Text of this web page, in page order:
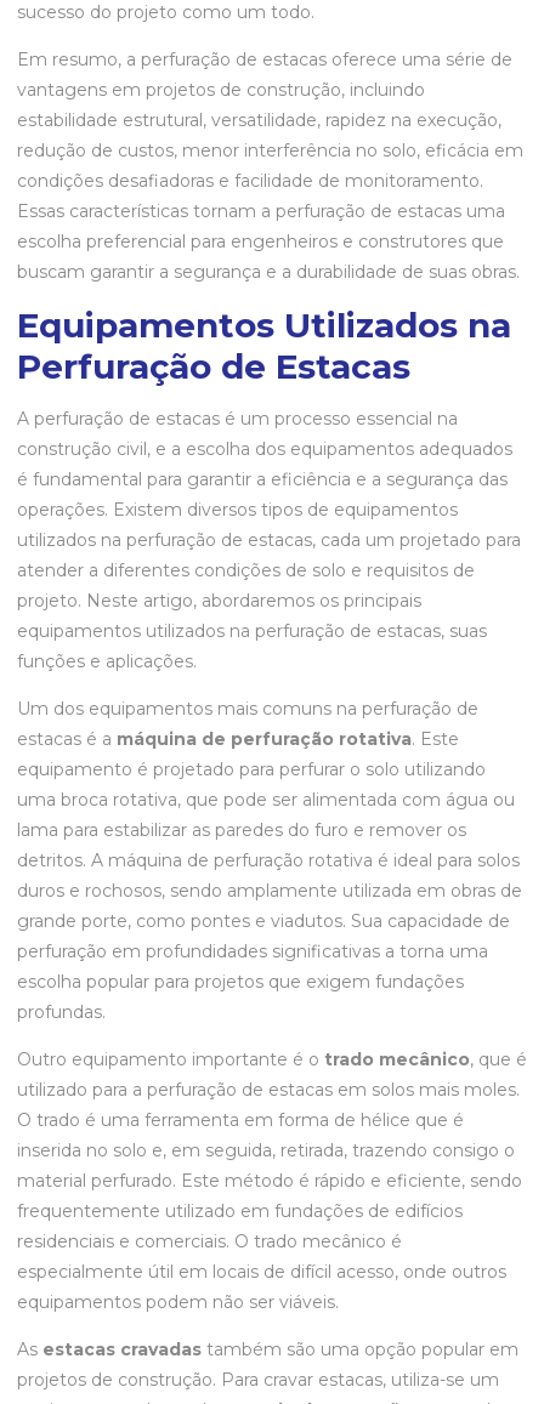
sucesso do projeto como um todo.
Em resumo, a perfuração de estacas oferece uma série de
vantagens em projetos de construção, incluindo
estabilidade estrutural, versatilidade, rapidez na execução,
redução de custos, menor interferência no solo, eficácia em
condições desafiadoras e facilidade de monitoramento.
Essas características tornam a perfuração de estacas uma
escolha preferencial para engenheiros e construtores que
buscam garantir a segurança e a durabilidade de suas obras.
Equipamentos Utilizados na
Perfuração de Estacas
A perfuração de estacas é um processo essencial na
construção civil, e a escolha dos equipamentos adequados
é fundamental para garantir a eficiência e a segurança das
operações. Existem diversos tipos de equipamentos
utilizados na perfuração de estacas, cada um projetado para
atender a diferentes condições de solo e requisitos de
projeto. Neste artigo, abordaremos os principais
equipamentos utilizados na perfuração de estacas, suas
funções e aplicações.
Um dos equipamentos mais comuns na perfuração de
estacas é a máquina de perfuração rotativa. Este
equipamento é projetado para perfurar o solo utilizando
uma broca rotativa, que pode ser alimentada com água ou
lama para estabilizar as paredes do furo e remover os
detritos. A máquina de perfuração rotativa é ideal para solos
duros e rochosos, sendo amplamente utilizada em obras de
grande porte, como pontes e viadutos. Sua capacidade de
perfuração em profundidades significativas a torna uma
escolha popular para projetos que exigem fundações
profundas.
Outro equipamento importante é o trado mecânico, que é
utilizado para a perfuração de estacas em solos mais moles.
O trado é uma ferramenta em forma de hélice que é
inserida no solo e, em seguida, retirada, trazendo consigo o
material perfurado. Este método é rápido e eficiente, sendo
frequentemente utilizado em fundações de edifícios
residenciais e comerciais. O trado mecânico é
especialmente útil em locais de difícil acesso, onde outros
equipamentos podem não ser viáveis.
As estacas cravadas também são uma opção popular em
projetos de construção. Para cravar estacas, utiliza-se um